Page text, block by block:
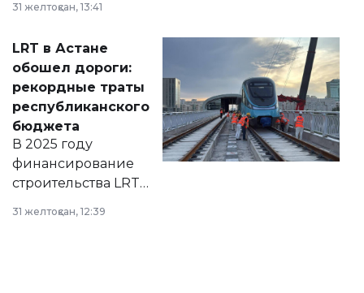
2028 годы.
документ
появился в базе
нормативных
правовых актов и
на сайте маслихат
города.
31 желтоқсан, 13:41
LRT в Астане
обошел дороги:
рекордные траты
республиканского
бюджета
В 2025 году
финансирование
строительства LRT
республиканского
31 желтоқсан, 12:39